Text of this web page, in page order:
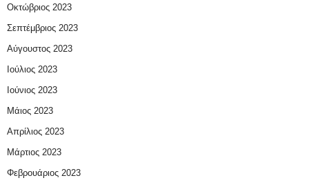
Οκτώβριος 2023
Σεπτέμβριος 2023
Αύγουστος 2023
Ιούλιος 2023
Ιούνιος 2023
Μάιος 2023
Απρίλιος 2023
Μάρτιος 2023
Φεβρουάριος 2023